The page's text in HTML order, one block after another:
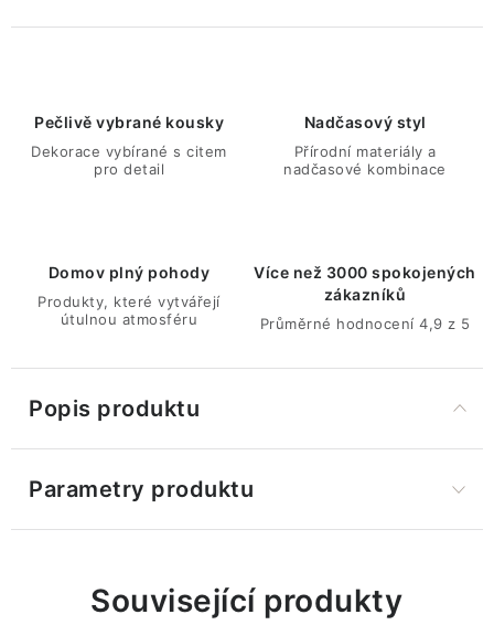
Pečlivě vybrané kousky
Dekorace vybírané s citem
pro detail
Nadčasový styl
Přírodní materiály a
nadčasové kombinace
Domov plný pohody
Produkty, které vytvářejí
útulnou atmosféru
Více než 3000 spokojených
zákazníků
Průměrné hodnocení 4,9 z 5
Popis produktu
Parametry produktu
Související produkty